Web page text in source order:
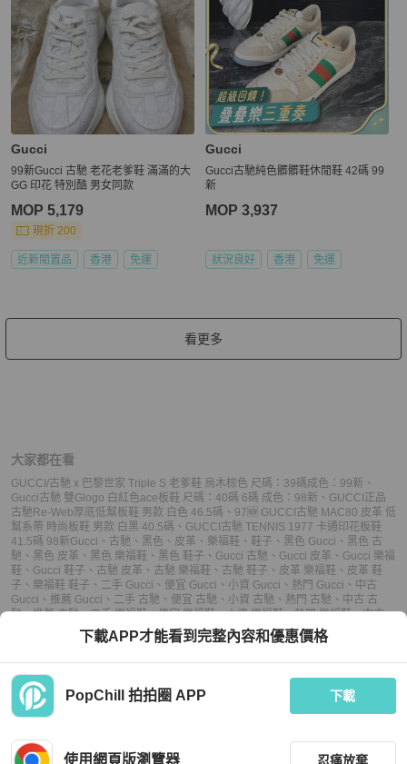
Gucci
99新Gucci 古馳 老花老爹鞋 滿滿的大
GG 印花 特別酷 男女同款
MOP 5,179
現折 200
近新閒置品 香港 免運
Gucci
Gucci古馳純色髒髒鞋休閒鞋 42碼 99
新
MOP 3,937
狀況良好 香港 免運
看更多
大家都在看
GUCCI/古馳 x 巴黎世家 Triple S 老爹鞋 烏木棕色 尺碼：39碼成色：99新 、
Gucci古馳 雙Glogo 白紅色ace板鞋 尺碼：40碼 6碼 成色：98新 、 GUCCI正品
古馳Re-Web厚底低幫板鞋 男款 白色 46.5碼 、 97🆕 GUCCI古馳 MAC80 皮革 低
幫系帶 時尚板鞋 男款 白黑 40.5碼 、 GUCCI古馳 TENNIS 1977 卡通印花板鞋
41.5碼 98新Gucci 、 古馳 、 黑色 、 皮革 、 樂福鞋 、 鞋子 、 黑色 Gucci 、 黑色 古
馳 、 黑色 皮革 、 黑色 樂福鞋 、 黑色 鞋子 、 Gucci 古馳 、 Gucci 皮革 、 Gucci 樂福
鞋 、 Gucci 鞋子 、 古馳 皮革 、 古馳 樂福鞋 、 古馳 鞋子 、 皮革 樂福鞋 、 皮革 鞋
子 、 樂福鞋 鞋子 、 二手 Gucci 、 便宜 Gucci 、 小資 Gucci 、 熱門 Gucci 、 中古
Gucci 、 推薦 Gucci 、 二手 古馳 、 便宜 古馳 、 小資 古馳 、 熱門 古馳 、 中古 古
馳、推薦 古馳、二手 樂福鞋、便宜 樂福鞋、小資 樂福鞋、熱門 樂福鞋、中古
推薦 樂福鞋 、二手 鞋子、便宜 鞋子 、 小資 鞋子、熱門 鞋子
下載APP才能看到完整內容和優惠價格
PopChill 拍拍圈 APP 下載
使用網頁版瀏覽器 忍痛放棄